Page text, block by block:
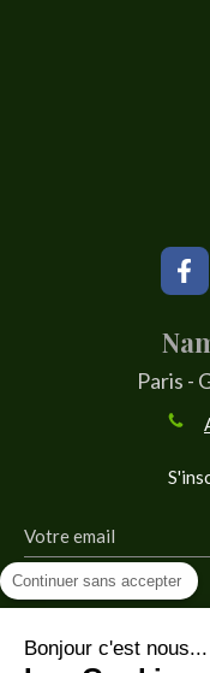
Paris -
Votre email
Continuer sans accepter
Bonjour c'est nous...